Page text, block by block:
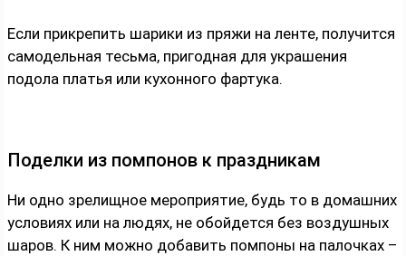
Если прикрепить шарики из пряжи на ленте, получится
самодельная тесьма, пригодная для украшения
подола платья или кухонного фартука.
Поделки из помпонов к праздникам
Ни одно зрелищное мероприятие, будь то в домашних
условиях или на людях, не обойдется без воздушных
шаров. К ним можно добавить помпоны на палочках –